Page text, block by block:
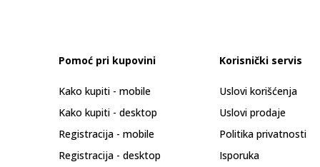
Pomoć pri kupovini
Kako kupiti - mobile
Kako kupiti - desktop
Registracija - mobile
Registracija - desktop
Korisnički servis
Uslovi korišćenja
Uslovi prodaje
Politika privatnosti
Isporuka